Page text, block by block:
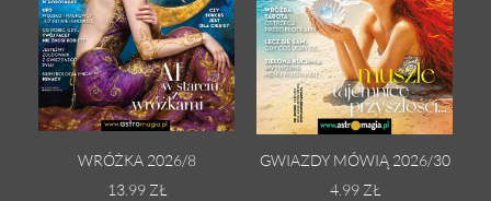
WRÓŻKA 2026/8
13.99 ZŁ
GWIAZDY MÓWIĄ 2026/30
4.99 ZŁ